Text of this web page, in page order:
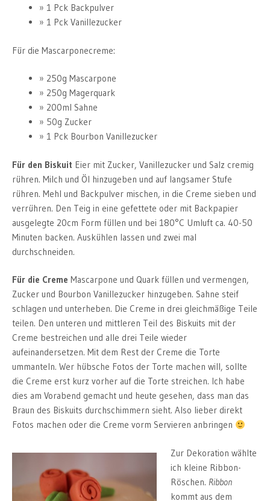
1 Pck Backpulver
1 Pck Vanillezucker
Für die Mascarponecreme:
250g Mascarpone
250g Magerquark
200ml Sahne
50g Zucker
1 Pck Bourbon Vanillezucker
Für den Biskuit Eier mit Zucker, Vanillezucker und Salz cremig
rühren. Milch und Öl hinzugeben und auf langsamer Stufe
rühren. Mehl und Backpulver mischen, in die Creme sieben und
verrühren. Den Teig in eine gefettete oder mit Backpapier
ausgelegte 20cm Form füllen und bei 180°C Umluft ca. 40-50
Minuten backen. Auskühlen lassen und zwei mal
durchschneiden.
Für die Creme Mascarpone und Quark füllen und vermengen,
Zucker und Bourbon Vanillezucker hinzugeben. Sahne steif
schlagen und unterheben. Die Creme in drei gleichmäßige Teile
teilen. Den unteren und mittleren Teil des Biskuits mit der
Creme bestreichen und alle drei Teile wieder
aufeinandersetzen. Mit dem Rest der Creme die Torte
ummanteln. Wer hübsche Fotos der Torte machen will, sollte
die Creme erst kurz vorher auf die Torte streichen. Ich habe
dies am Vorabend gemacht und heute gesehen, dass man das
Braun des Biskuits durchschimmern sieht. Also lieber direkt
Fotos machen oder die Creme vorm Servieren anbringen
Zur Dekoration wählte
ich kleine Ribbon-
Röschen. Ribbon
kommt aus dem